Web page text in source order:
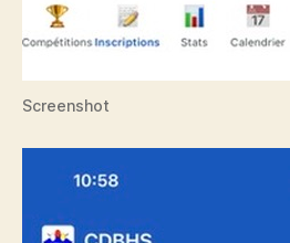
Screenshot